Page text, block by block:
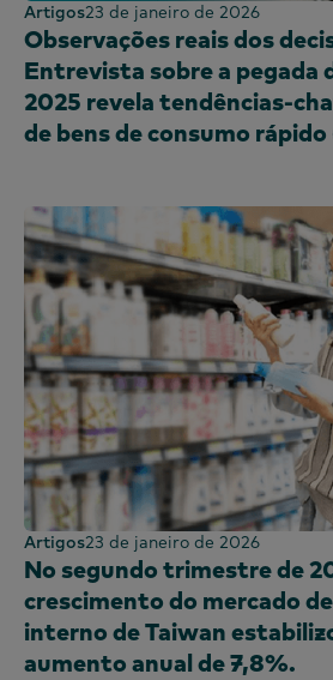
Artigos23 de janeiro de 2026
Observações reais dos
Entrevista sobre a pegada
2025 revela tendências-
de bens de consumo
Artigos23 de janeiro de 2026
No segundo trimestre de
crescimento do mercado
interno de Taiwan
aumento anual de 7,8%.